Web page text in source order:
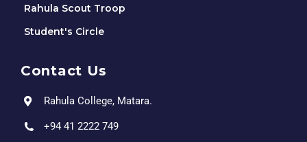
Rahula Scout Troop
Student's Circle
Contact Us
Rahula College, Matara.
+94 41 2222 749